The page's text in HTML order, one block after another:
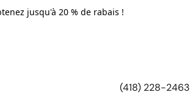
jusqu'à 20 % de rabais !
(418) 228-2463